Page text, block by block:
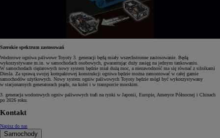
Szerokie spektrum zastosowań
Wodorowe ogniwa paliwowe Toyoty 3. generacji będą miały wszechstronne zastosowanie. Będą
wykorzystywane m.in. w samochodach osobowych, gwarantując duży zasięg na jednym tankowaniu.
W samochodach ciężarowych nowy system będzie miał dużą moc, a niezawodność ma się równać z silnikami
Diesla. Za sprawą swojej kompaktowej konstrukcji ogniwa będzie można zamontować w całej gamie
samochodów użytkowych. Nowy system ogniw paliwowych Toyoty będzie mógł być wykorzystywany
w stacjonarnych generatorach prądu, na kolei i w transporcie morskim.
3. generacja wodorowych ogniw paliwowych trafi na rynki w Japonii, Europie, Ameryce Północnej i Chinach
po 2026 roku.
Kontakt
Napisz do nas
Samochody